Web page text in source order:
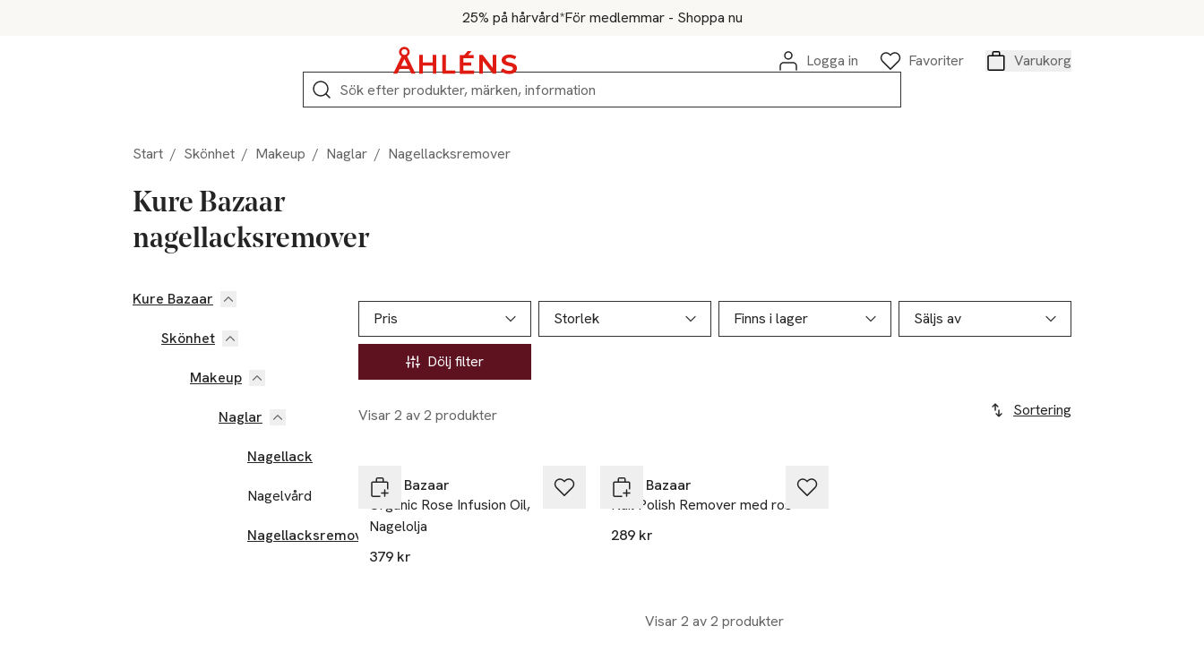
25% på hårvård*För medlemmar - Shoppa nu
Logga in
Favoriter
Varukorg
Sök
Start / Skönhet / Makeup / Naglar / Nagellacksremover
Kure Bazaar
nagellacksremover
Hoppa till produktsidan
Kure Bazaar
Skönhet
Makeup
Naglar
Nagellack
Nagelvård
Nagellacksremover
Hoppa till produktsidan
Pris
Storlek Finns i lager Säljs av
Dölj filter
Visar 2 av 2 produkter Sortering
Lista över produkter
Kure Bazaar
Organic Rose Infusion Oil,
Nagelolja
379 kr
Kure Bazaar
Nail Polish Remover med ros
289 kr
Visar 2 av 2 produkter